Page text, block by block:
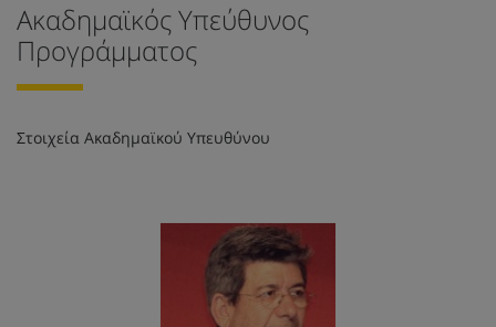
Ακαδημαϊκός Υπεύθυνος
Προγράμματος
Στοιχεία Ακαδημαϊκού Υπευθύνου